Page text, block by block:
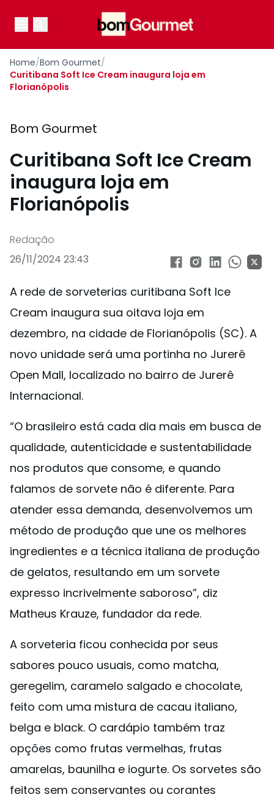
Open main menu
Open main menu
Home/Bom Gourmet/
Curitibana Soft Ice Cream inaugura loja em
Florianópolis
Bom Gourmet
Curitibana Soft Ice Cream
inaugura loja em
Florianópolis
Redação
26/11/2024 23:43
A rede de sorveterias curitibana Soft Ice
Cream inaugura sua oitava loja em
dezembro, na cidade de Florianópolis (SC). A
novo unidade será uma portinha no Jurerê
Open Mall, localizado no bairro de Jurerê
Internacional.
“O brasileiro está cada dia mais em busca de
qualidade, autenticidade e sustentabilidade
nos produtos que consome, e quando
falamos de sorvete não é diferente. Para
atender essa demanda, desenvolvemos um
método de produção que une os melhores
ingredientes e a técnica italiana de produção
de gelatos, resultando em um sorvete
expresso incrivelmente saboroso”, diz
Matheus Krauze, fundador da rede.
A sorveteria ficou conhecida por seus
sabores pouco usuais, como matcha,
geregelim, caramelo salgado e chocolate,
feito com uma mistura de cacau italiano,
belga e black. O cardápio também traz
opções como frutas vermelhas, frutas
amarelas, baunilha e iogurte. Os sorvetes são
feitos sem conservantes ou corantes